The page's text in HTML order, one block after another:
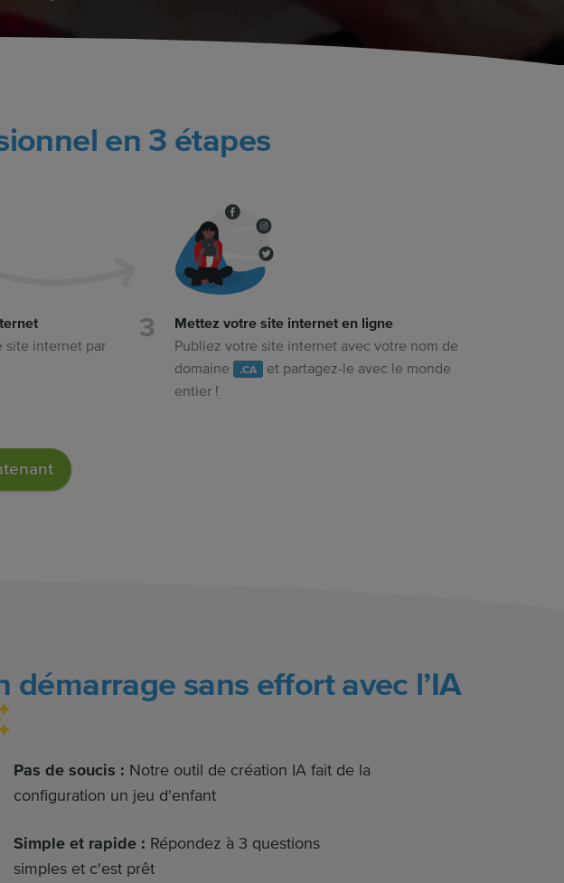
en 3 étapes
site internet par
Mettez votre site internet en ligne
Publiez votre site internet avec votre nom de
domaine
.CA
et partagez-le avec le monde
entier !
démarrage sans effort avec l’IA
Pas de soucis : Notre outil de création IA fait de la
configuration un jeu d'enfant
Simple et rapide : Répondez à 3 questions
simples et c'est prêt